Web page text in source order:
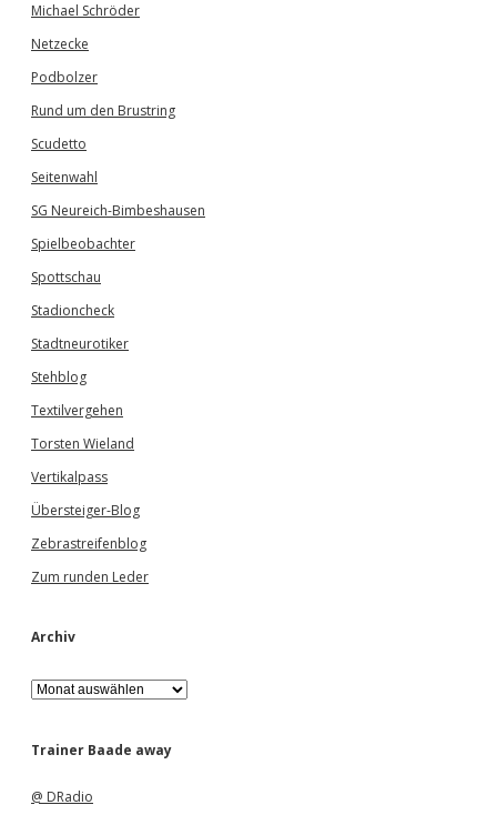
Michael Schröder
Netzecke
Podbolzer
Rund um den Brustring
Scudetto
Seitenwahl
SG Neureich-Bimbeshausen
Spielbeobachter
Spottschau
Stadioncheck
Stadtneurotiker
Stehblog
Textilvergehen
Torsten Wieland
Vertikalpass
Übersteiger-Blog
Zebrastreifenblog
Zum runden Leder
Archiv
A
r
h
Trainer Baade away
@ DRadio